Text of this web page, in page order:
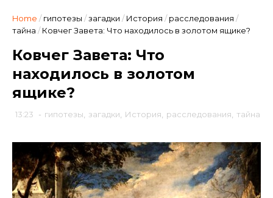
Home / гипотезы /загадки / История / расследования /
тайна / Ковчег Завета: Что находилось в золотом ящике?
Ковчег Завета: Что
находилось в золотом
ящике?
13:23 - гипотезы загадки История расследования тайна